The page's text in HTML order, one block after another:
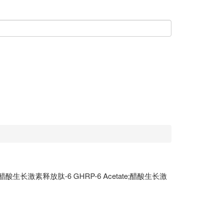
生长激素释放肽-6 GHRP-6 Acetate;醋酸生长激